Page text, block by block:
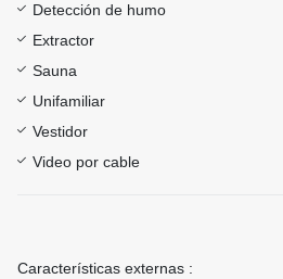
Detección de humo
Extractor
Sauna
Unifamiliar
Vestidor
Video por cable
Características externas :